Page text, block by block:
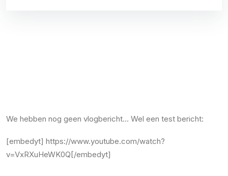
We hebben nog geen vlogbericht… Wel een test bericht:
[embedyt] https://www.youtube.com/watch?
v=VxRXuHeWK0Q[/embedyt]